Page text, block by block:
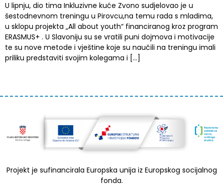
U lipnju, dio tima Inkluzivne kuće Zvono sudjelovao je u
šestodnevnom treningu u Pirovcu,na temu rada s mladima,
u sklopu projekta „All about youth“ financiranog kroz program
ERASMUS+ . U Slavoniju su se vratili puni dojmova i motivacije
te su nove metode i vještine koje su naučili na treningu imali
priliku predstaviti svojim kolegama i […]
Projekt je sufinancirala Europska unija iz Europskog socijalnog
fonda.